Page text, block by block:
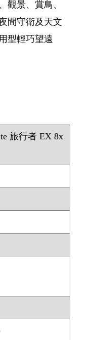
觀景、賞鳥、
間守衛及天文
型輕巧望遠
旅行者 EX 8x